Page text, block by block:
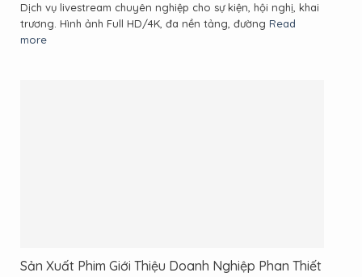
Dịch vụ livestream chuyên nghiệp cho sự kiện, hội nghị, khai
trương. Hình ảnh Full HD/4K, đa nền tảng, đường Read
more
Sản Xuất Phim Giới Thiệu Doanh Nghiệp Phan Thiết